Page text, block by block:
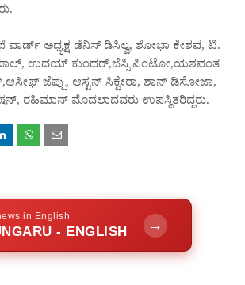
ವಾರ್ಡ್ ಅಧ್ಯಕ್ಷ ಡೆನಿಸ್ ಡಿಸಿಲ್ವ, ಶೋಭಾ ಕೇಶವ, ಟಿ.
ಪಾಲ್, ಉದಯ್ ಕುಂದರ್,ಜೆಸ್ಸಿ ಪಿಂಟೋ,ಯಶವಂತ
ಜೆಪ್ಪು, ಆಸ್ಟನ್ ಸಿಕ್ವೇರಾ, ಶಾನ್ ಡಿಸೋಜಾ,
ರಹಿಮಾನ್ ಮೊದಲಾದವರು ಉಪಸ್ಥಿತರಿದ್ದರು.
in English
- ENGLISH →